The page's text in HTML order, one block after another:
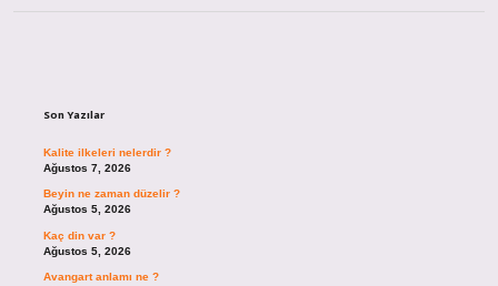
Son Yazılar
Kalite ilkeleri nelerdir ?
Ağustos 7, 2026
Beyin ne zaman düzelir ?
Ağustos 5, 2026
Kaç din var ?
Ağustos 5, 2026
Avangart anlamı ne ?